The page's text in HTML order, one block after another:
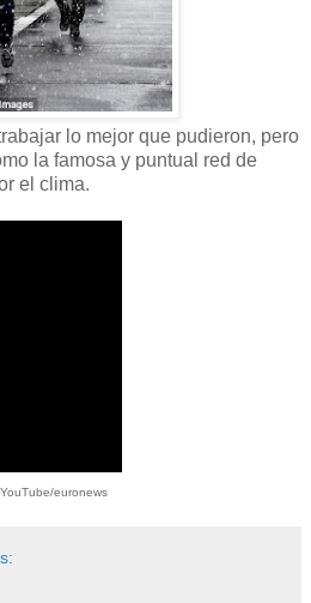
lo mejor que pudieron, pero
la famosa y puntual red de
el clima.
euronews